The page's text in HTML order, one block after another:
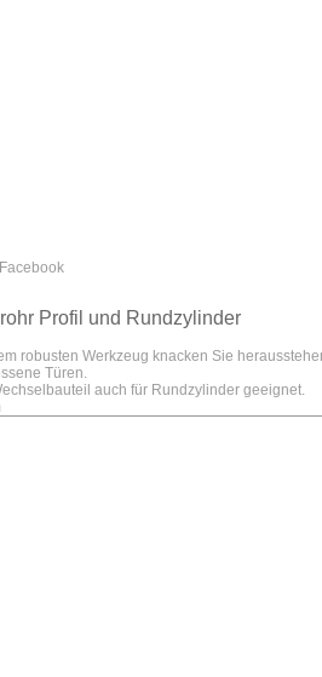
Profil und Rundzylinder
robusten Werkzeug knacken Sie
Türen.
auch für Rundzylinder geeignet.